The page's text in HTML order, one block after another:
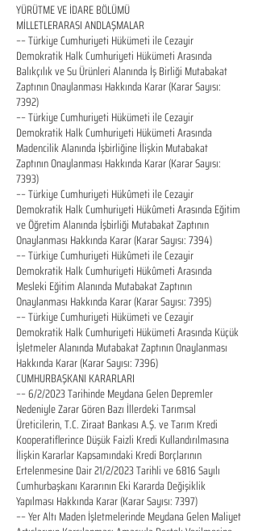
YÜRÜTME VE İDARE BÖLÜMÜ
MİLLETLERARASI ANDLAŞMALAR
–– Türkiye Cumhuriyeti Hükümeti ile Cezayir
Demokratik Halk Cumhuriyeti Hükümeti Arasında
Balıkçılık ve Su Ürünleri Alanında İş Birliği Mutabakat
Zaptının Onaylanması Hakkında Karar (Karar Sayısı:
7392)
–– Türkiye Cumhuriyeti Hükümeti ile Cezayir
Demokratik Halk Cumhuriyeti Hükümeti Arasında
Madencilik Alanında İşbirliğine İlişkin Mutabakat
Zaptının Onaylanması Hakkında Karar (Karar Sayısı:
7393)
–– Türkiye Cumhuriyeti Hükûmeti ile Cezayir
Demokratik Halk Cumhuriyeti Hükûmeti Arasında Eğitim
ve Öğretim Alanında İşbirliği Mutabakat Zaptının
Onaylanması Hakkında Karar (Karar Sayısı: 7394)
–– Türkiye Cumhuriyeti Hükûmeti ile Cezayir
Demokratik Halk Cumhuriyeti Hükûmeti Arasında
Mesleki Eğitim Alanında Mutabakat Zaptının
Onaylanması Hakkında Karar (Karar Sayısı: 7395)
–– Türkiye Cumhuriyeti Hükümeti ve Cezayir
Demokratik Halk Cumhuriyeti Hükümeti Arasında Küçük
İşletmeler Alanında Mutabakat Zaptının Onaylanması
Hakkında Karar (Karar Sayısı: 7396)
CUMHURBAŞKANI KARARLARI
–– 6/2/2023 Tarihinde Meydana Gelen Depremler
Nedeniyle Zarar Gören Bazı İllerdeki Tarımsal
Üreticilerin, T.C. Ziraat Bankası A.Ş. ve Tarım Kredi
Kooperatiflerince Düşük Faizli Kredi Kullandırılmasına
İlişkin Kararlar Kapsamındaki Kredi Borçlarının
Ertelenmesine Dair 21/2/2023 Tarihli ve 6816 Sayılı
Cumhurbaşkanı Kararının Eki Kararda Değişiklik
Yapılması Hakkında Karar (Karar Sayısı: 7397)
–– Yer Altı Maden İşletmelerinde Meydana Gelen Maliyet